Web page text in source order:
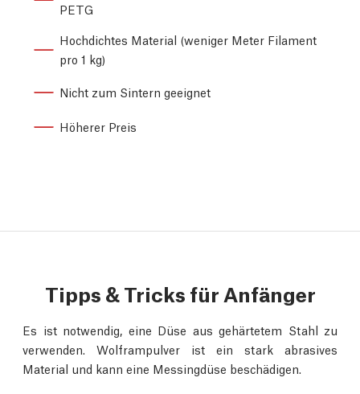
PETG
Hochdichtes Material (weniger Meter Filament
pro 1 kg)
Nicht zum Sintern geeignet
Höherer Preis
Tipps & Tricks für Anfänger
Es ist notwendig, eine Düse aus gehärtetem Stahl zu
verwenden. Wolframpulver ist ein stark abrasives
Material und kann eine Messingdüse beschädigen.